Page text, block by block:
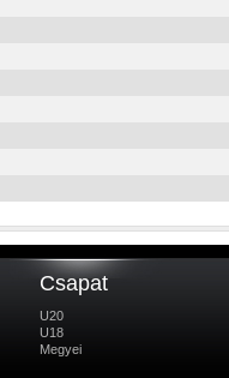
Csapat
U20
U18
Megyei